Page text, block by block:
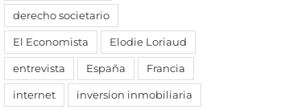
derecho societario
El Economista Elodie Loriaud
entrevista España Francia
internet inversion inmobiliaria